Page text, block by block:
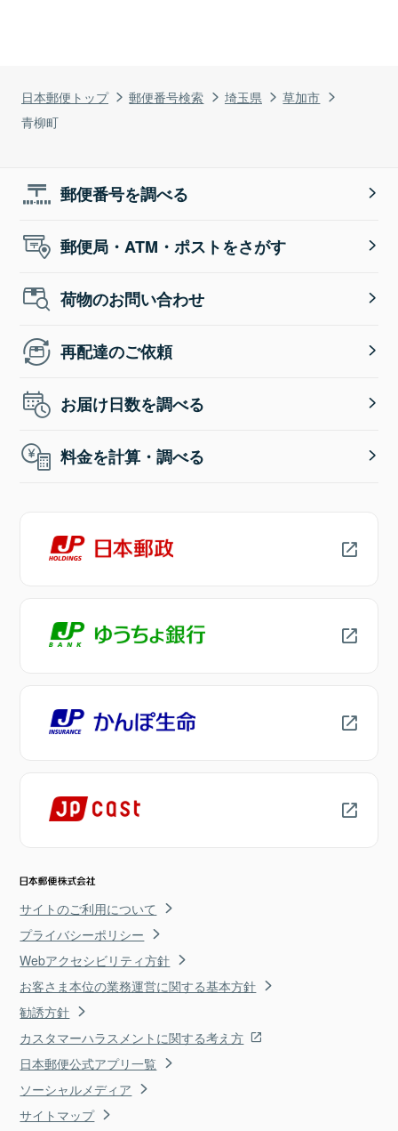
日本郵便トップ 郵便番号検索 埼玉県
草加市
青柳町
郵便番号を調べる
郵便局・ATM・ポストをさがす
荷物のお問い合わせ
再配達のご依頼
お届け日数を調べる
料金を計算・調べる
サイトのご利用について
プライバシーポリシー
Webアクセシビリティ方針
お客さま本位の業務運営に関する基本方針
勧誘方針
カスタマーハラスメントに関する考え方
日本郵便公式アプリ一覧
ソーシャルメディア
サイトマップ